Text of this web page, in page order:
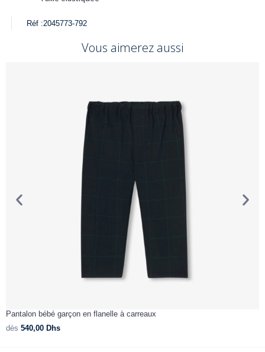
Réf :2045773-792
Vous aimerez aussi
Pantalon bébé garçon en flanelle à carreaux
dès 540,00 Dhs